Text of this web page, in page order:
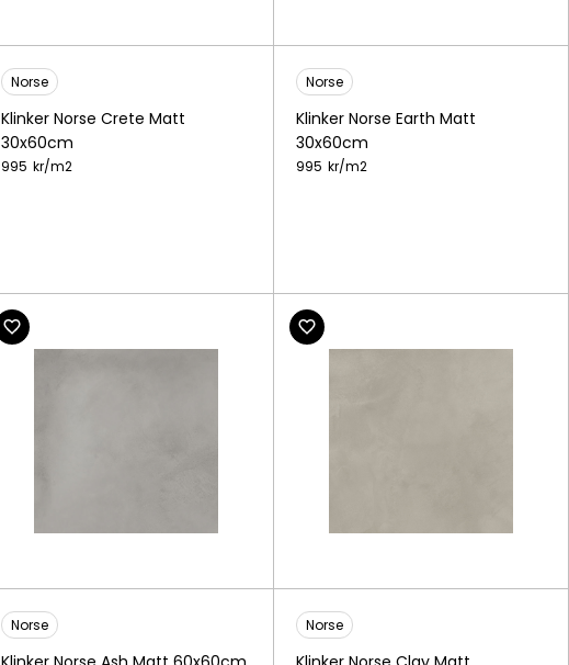
Norse
Klinker Norse Crete Matt
30x60cm
995 kr/m2
Norse
Klinker Norse Earth Matt
30x60cm
995 kr/m2
Norse Norse